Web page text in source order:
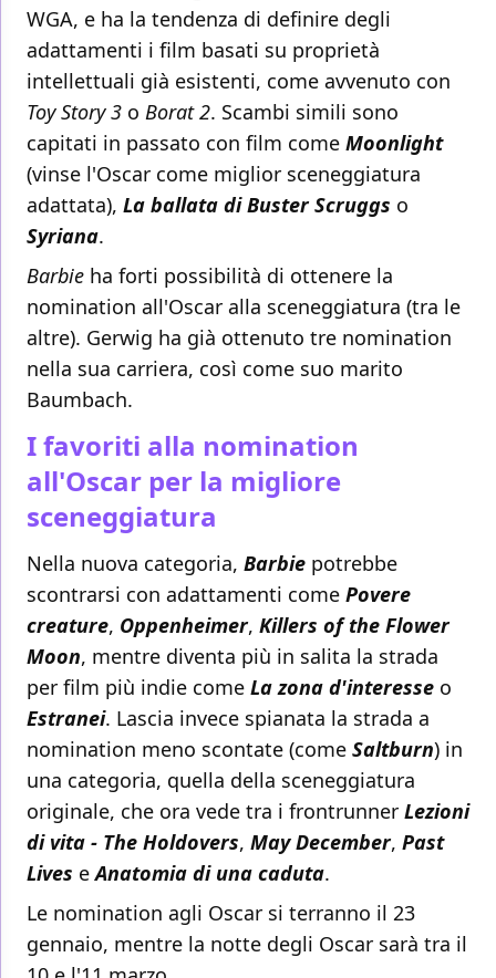
WGA, e ha la tendenza di definire degli
adattamenti i film basati su proprietà
intellettuali già esistenti, come avvenuto con
Toy Story 3 o Borat 2. Scambi simili sono
capitati in passato con film come Moonlight
(vinse l'Oscar come miglior sceneggiatura
adattata), La ballata di Buster Scruggs o
Syriana.
Barbie ha forti possibilità di ottenere la
nomination all'Oscar alla sceneggiatura (tra le
altre). Gerwig ha già ottenuto tre nomination
nella sua carriera, così come suo marito
Baumbach.
I favoriti alla nomination
all'Oscar per la migliore
sceneggiatura
Nella nuova categoria, Barbie potrebbe
scontrarsi con adattamenti come Povere
creature, Oppenheimer, Killers of the Flower
Moon, mentre diventa più in salita la strada
per film più indie come La zona d'interesse o
Estranei. Lascia invece spianata la strada a
nomination meno scontate (come Saltburn) in
una categoria, quella della sceneggiatura
originale, che ora vede tra i frontrunner Lezioni
di vita - The Holdovers, May December, Past
Lives eAnatomia di una caduta.
Le nomination agli Oscar si terranno il 23
gennaio, mentre la notte degli Oscar sarà tra il